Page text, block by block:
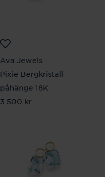
Ava Jewels
Pixie Bergkristall
påhänge 18K
Pris:3 500 kr
3 500 kr